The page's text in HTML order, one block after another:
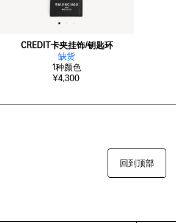
CREDIT卡夹挂饰/钥匙环
缺货
1种颜色
¥4,300
回到顶部